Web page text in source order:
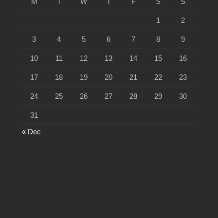
1 2
3 4 5 6 7 8 9
10 11 12 13 14 15 16
17 18 19 20 21 22 23
24 25 26 27 28 29 30
31
« Dec